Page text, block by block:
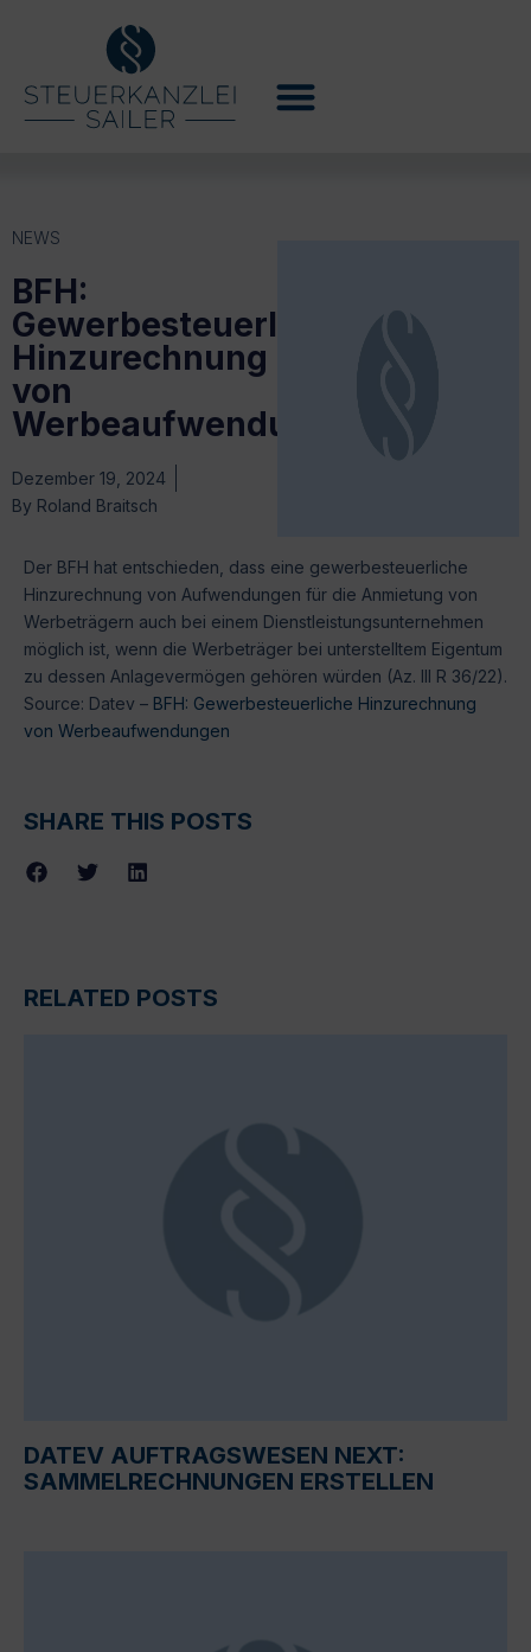
NEWS
BFH:
Gewerbesteuerliche
Hinzurechnung
von
Werbeaufwendungen
Dezember 19, 2024
By Roland Braitsch
Der BFH hat entschieden, dass eine gewerbesteuerliche
Hinzurechnung von Aufwendungen für die Anmietung von
Werbeträgern auch bei einem Dienstleistungsunternehmen
möglich ist, wenn die Werbeträger bei unterstelltem Eigentum
zu dessen Anlagevermögen gehören würden (Az. III R 36/22).
Source: Datev – BFH: Gewerbesteuerliche Hinzurechnung
von Werbeaufwendungen
SHARE THIS POSTS
RELATED POSTS
DATEV AUFTRAGSWESEN NEXT:
SAMMELRECHNUNGEN ERSTELLEN